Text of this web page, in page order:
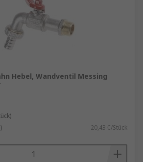
Hebel, Wandventil Messing
20,43 €/Stück